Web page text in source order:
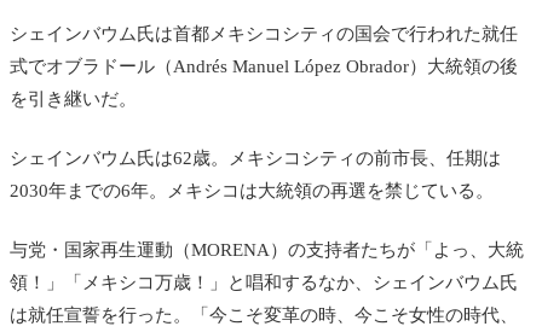
シェインバウム氏は首都メキシコシティの国会で行われた就任
式でオブラドール （Andrés Manuel López Obrador） 大統領の後
を引き継いだ。
シェインバウム氏は62歳。メキシコシティの前市長、任期は
2030年までの6年。メキシコは大統領の再選を禁じている。
与党・ 国家再生運動（MORENA）の支持者たちが「よっ、大統
領！」「メキシコ万歳！」と唱和するなか、シェインバウム氏
は就任宣誓を行った。「今こそ変革の時、今こそ女性の時代、